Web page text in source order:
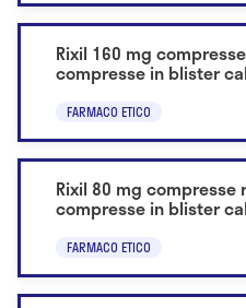
Rixil 160 mg
compresse in blister
FARMACO ETICO
Rixil 80 mg
compresse in blister
FARMACO ETICO